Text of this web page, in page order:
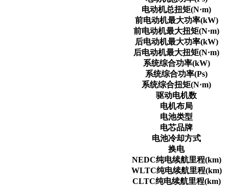
电动机总扭矩(N·m)
前电动机最大功率(kW)
前电动机最大扭矩(N·m)
后电动机最大功率(kW)
后电动机最大扭矩(N·m)
系统综合功率(kW)
系统综合功率(Ps)
系统综合扭矩(N·m)
驱动电机数
电机布局
电池类型
电芯品牌
电池冷却方式
换电
NEDC纯电续航里程(km)
WLTC纯电续航里程(km)
CLTC纯电续航里程(km)